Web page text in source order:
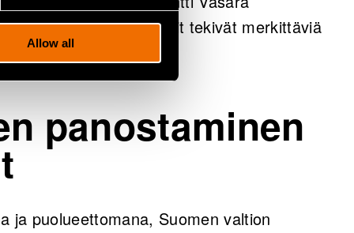
Allow all
panostavat start-upit tekivät merkittäviä
panostaminen
ja puolueettomana, Suomen valtion